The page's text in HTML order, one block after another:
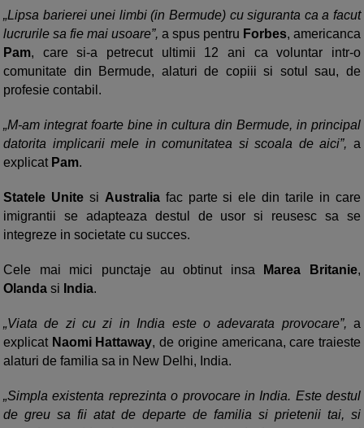
„Lipsa barierei unei limbi (in Bermude) cu siguranta ca a facut
lucrurile sa fie mai usoare”, a spus pentru Forbes, americanca
Pam, care si-a petrecut ultimii 12 ani ca voluntar intr-o
comunitate din Bermude, alaturi de copiii si sotul sau, de
profesie contabil.
„M-am integrat foarte bine in cultura din Bermude, in principal
datorita implicarii mele in comunitatea si scoala de aici”, a
explicat Pam.
Statele Unitesi Australiafac parte si ele din tarile in care
imigrantii se adapteaza destul de usor si reusesc sa se
integreze in societate cu succes.
Cele mai mici punctaje au obtinut insa Marea Britanie,
Olanda si India.
„Viata de zi cu zi in India este o adevarata provocare”, a
explicatNaomi Hattaway, de origine americana, care traieste
alaturi de familia sa in New Delhi, India.
„Simpla existenta reprezinta o provocare in India. Este destul
de greu sa fii atat de departe de familia si prietenii tai, si